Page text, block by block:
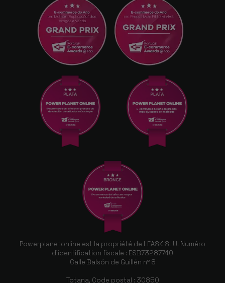
Powerplanetonline est la propriété de LEASK SLU. Numéro
d'identification fiscale : ESB73287740
Calle Balsón de Guillén nº 8
Totana, Code postal : 30850